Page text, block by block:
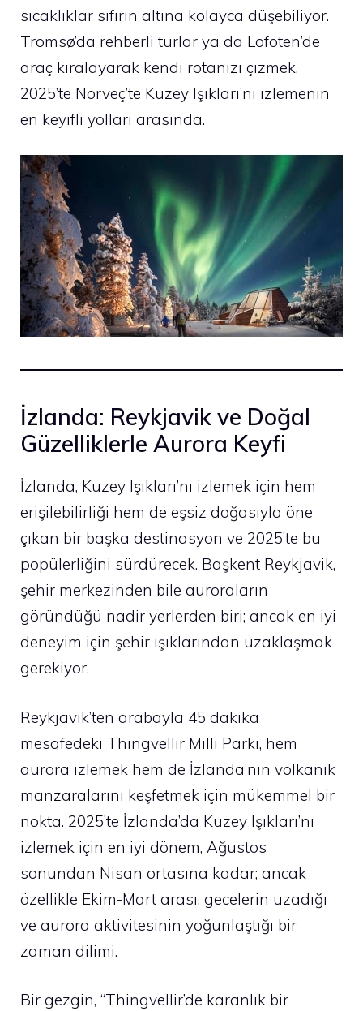
sıcaklıklar sıfırın altına kolayca düşebiliyor.
Tromsø’da rehberli turlar ya da Lofoten’de
araç kiralayarak kendi rotanızı çizmek,
2025’te Norveç’te Kuzey Işıkları’nı izlemenin
en keyifli yolları arasında.
İzlanda: Reykjavik ve Doğal
Güzelliklerle Aurora Keyfi
İzlanda, Kuzey Işıkları’nı izlemek için hem
erişilebilirliği hem de eşsiz doğasıyla öne
çıkan bir başka destinasyon ve 2025’te bu
popülerliğini sürdürecek. Başkent Reykjavik,
şehir merkezinden bile auroraların
göründüğü nadir yerlerden biri; ancak en iyi
deneyim için şehir ışıklarından uzaklaşmak
gerekiyor.
Reykjavik’ten arabayla 45 dakika
mesafedeki Thingvellir Milli Parkı, hem
aurora izlemek hem de İzlanda’nın volkanik
manzaralarını keşfetmek için mükemmel bir
nokta. 2025’te İzlanda’da Kuzey Işıkları’nı
izlemek için en iyi dönem, Ağustos
sonundan Nisan ortasına kadar; ancak
özellikle Ekim-Mart arası, gecelerin uzadığı
ve aurora aktivitesinin yoğunlaştığı bir
zaman dilimi.
Bir gezgin, “Thingvellir’de karanlık bir